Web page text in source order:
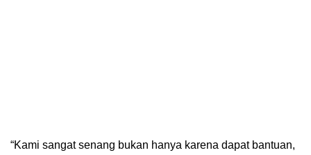
“Kami sangat senang bukan hanya karena dapat bantuan,